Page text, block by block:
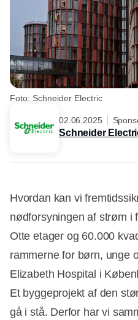
Foto: Schneider Electric
02.06.2025
Schneider
Hvordan kan vi
nødforsyningen af strøm i
Otte etager og 60.000
rammerne for børn, unge
Elizabeth Hospital i
Et byggeprojekt af den
gå i stå. Derfor har vi